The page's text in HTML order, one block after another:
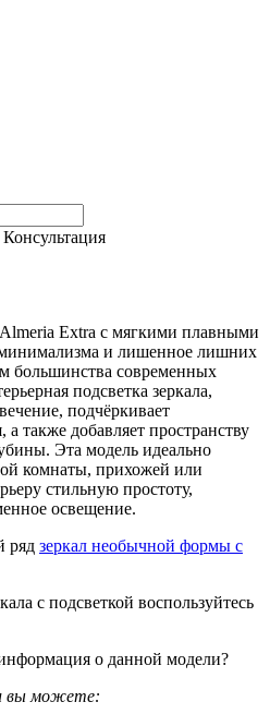
Консультация
Extra с мягкими плавными
и лишенное лишних
большинства современных
подсветка зеркала,
подчёркивает
также добавляет пространству
Эта модель идеально
комнаты, прихожей или
стильную простоту,
освещение.
ряд зеркал необычной формы с
с подсветкой воспользуйтесь
о данной модели?
вы можете: